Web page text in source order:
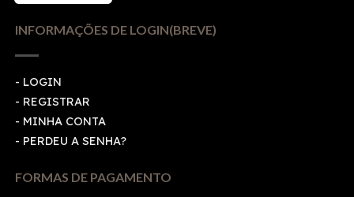
INFORMAÇÕES DE LOGIN(BREVE)
- LOGIN
- REGISTRAR
- MINHA CONTA
- PERDEU A SENHA?
FORMAS DE PAGAMENTO